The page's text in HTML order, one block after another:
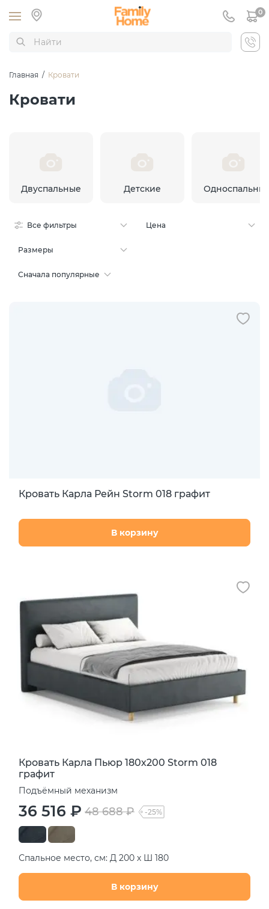
0
Главная / Кровати
Кровати
Двуспальные Детские
Все фильтры Цена
Размеры
Сначала популярные
Кровать Карла Рейн Storm 018 графит
В корзину
Кровать Карла Пьюр 180х200 Storm 018
графит
Подъёмный механизм
36 516 ₽ 48 688 ₽ -25%
Спальное место, см: Д 200 х Ш 180
В корзину